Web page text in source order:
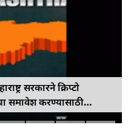
सरकारने क्रिप्टो
समावेश करण्यासाठी
कायद्यात दुरुस्ती केली